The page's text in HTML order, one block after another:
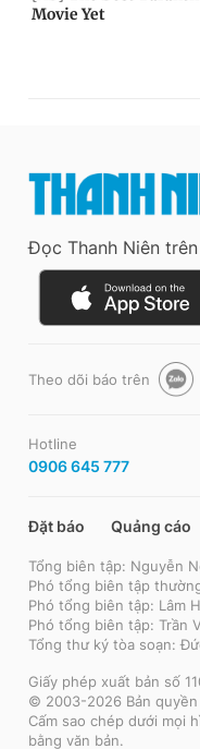
Đọc Thanh Niên
Theo dõi báo trên
Hotline
0906 645 777
Đặt báo Quảng cáo
Tổng biên tập: Nguyễn
Phó tổng biên tập
Phó tổng biên tập: Lâm
Phó tổng biên tập: Trần
Tổng thư ký tòa soạn:
Giấy phép xuất bản số
© 2003-2026 Bản
Cấm sao chép dưới mọi
bằng văn bản.